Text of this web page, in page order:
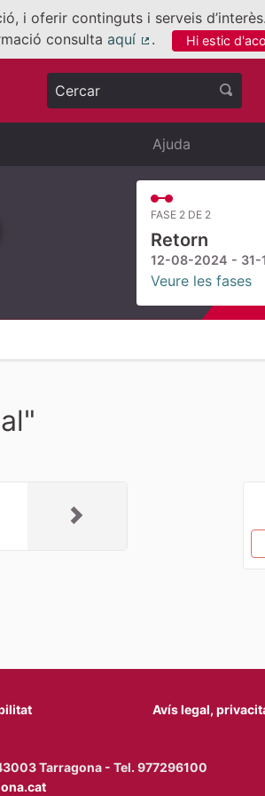
i oferir continguts i serveis
consultaaquí
(Enllaç extern)
. Hi estic
Cercar
Ajuda
FASE 2 DE 2
Retorn
12-08-2024 - 31-
Veure les fases
Avís legal,
Tarragona - Tel. 977296100